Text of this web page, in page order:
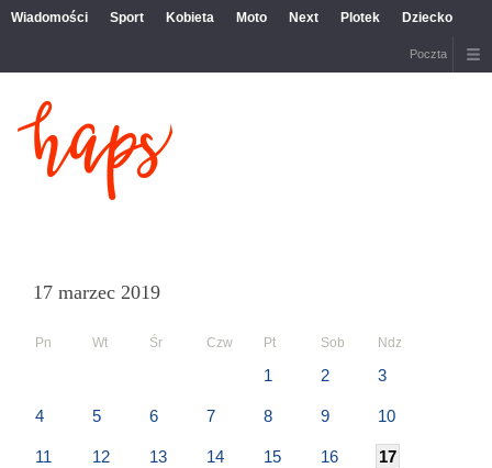
Wiadomości Sport Kobieta Moto Next Plotek Dziecko
Poczta
17 marzec 2019
Pn Wt Śr Czw Pt Sob Ndz
1 2 3
4 5 6 7 8 9 10
11 12 13 14 15 16 17